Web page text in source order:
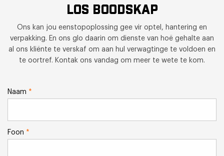
LOS BOODSKAP
Ons kan jou eenstopoplossing gee vir optel, hantering en
verpakking. En ons glo daarin om dienste van hoë gehalte aan
al ons kliënte te verskaf om aan hul verwagtinge te voldoen en
te oortref. Kontak ons vandag om meer te wete te kom.
Naam *
Foon *